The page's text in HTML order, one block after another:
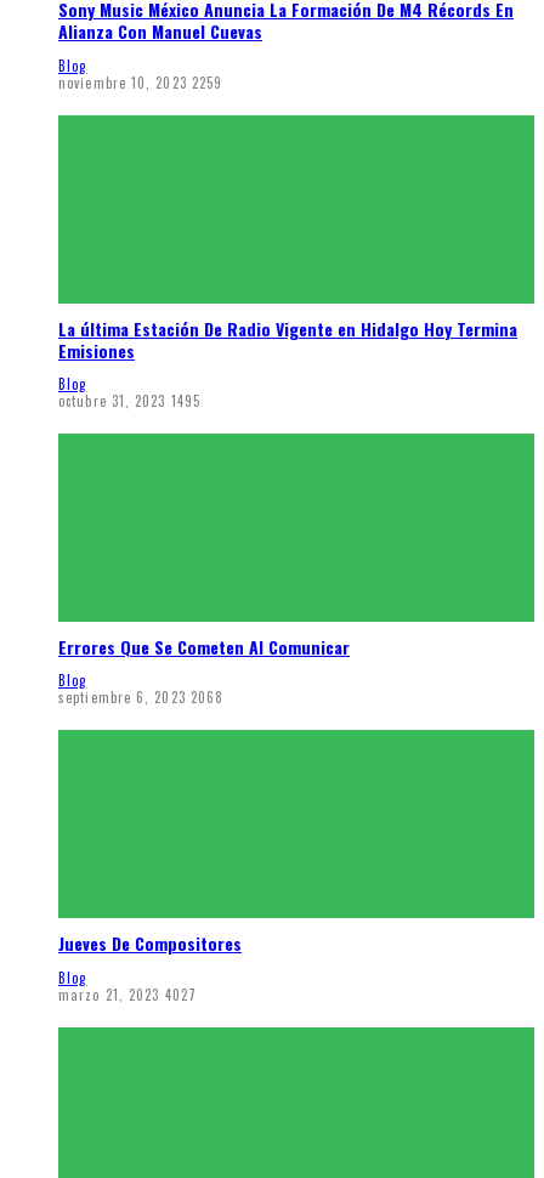
Sony Music México Anuncia La Formación De M4 Récords En
Alianza Con Manuel Cuevas
Blog
noviembre 10, 2023 2259
La última Estación De Radio Vigente en Hidalgo Hoy Termina
Emisiones
Blog
octubre 31, 2023 1495
Errores Que Se Cometen Al Comunicar
Blog
septiembre 6, 2023 2068
Jueves De Compositores
Blog
marzo 21, 2023 4027